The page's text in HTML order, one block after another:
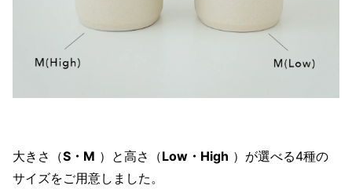
大きさ（S・M ）と高さ（Low・High ）が選べる4種の
サイズをご用意しました。